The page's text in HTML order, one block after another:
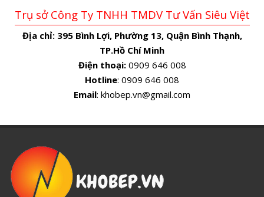
Trụ sở Công Ty TNHH TMDV Tư Vấn Siêu Việt
Địa chỉ: 395 Bình Lợi, Phường 13, Quận Bình Thạnh,
TP.Hồ Chí Minh
Điện thoại:0909 646 008
Hotline: 0909 646 008
Email: khobep.vn@gmail.com